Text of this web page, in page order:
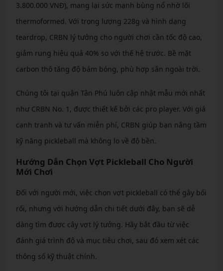
3.800.000 VNĐ), mang lại sức mạnh bùng nổ nhờ lõi
thermoformed. Với trọng lượng 228g và hình dạng
teardrop, CRBN lý tưởng cho người chơi cần tốc độ cao,
giảm rung hiệu quả 40% so với thế hệ trước. Bề mặt
carbon thô tăng độ bám bóng, phù hợp sân ngoài trời.
Chúng tôi tại quận Tân Phú luôn cập nhật mẫu mới nhất
như CRBN No. 1, được thiết kế bởi các pro player. Với giá
cạnh tranh và tư vấn miễn phí, CRBN giúp bạn nâng tầm
kỹ năng pickleball mà không lo về độ bền.
Hướng Dẫn Chọn Vợt Pickleball Cho Người
Mới Chơi
Đối với người mới, việc chọn vợt pickleball có thể gây bối
rối, nhưng với hướng dẫn chi tiết dưới đây, bạn sẽ dễ
dàng tìm được cây vợt lý tưởng. Hãy bắt đầu từ việc
đánh giá trình độ và mục tiêu chơi, sau đó xem xét các
thông số kỹ thuật chính.